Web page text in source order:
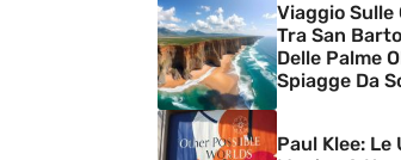
Viaggio Sulle
Tra San
Delle Palme
Spiagge Da
Paul Klee: Le